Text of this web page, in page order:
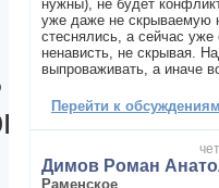
нужны), не будет
уже даже не скрываемую
стеснялись, а сейчас
ненависть, не скрывая.
выпроваживать, а иначе
Перейти к
Димов Роман
Раменское